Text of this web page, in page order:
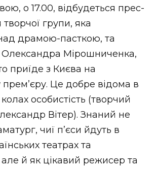
о 17.00, відбудеться прес-
групи, яка
драмою-пасткою, та
Олександра Мірошниченка,
приїде з Києва на
Це добре відома в
особистість (творчий
Вітер). Знаний не
чиї п’єси йдуть в
театрах та
й як цікавий режисер та